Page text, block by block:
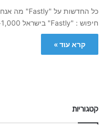
חיפוש : "Fastly" בישראל 1,000+ (חיפושים) מָקוֹר תאור…
קרא עוד »
קטגוריות